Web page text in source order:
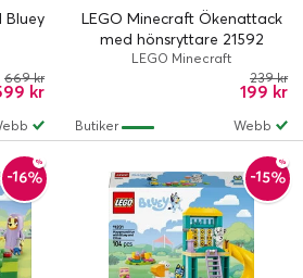
Bluey
kr
669 kr
LEGO Minecraft Ökenattack
med hönsryttare 21592
LEGO Minecraft
199 kr
239 kr
Webb
Butiker
-16% -15%